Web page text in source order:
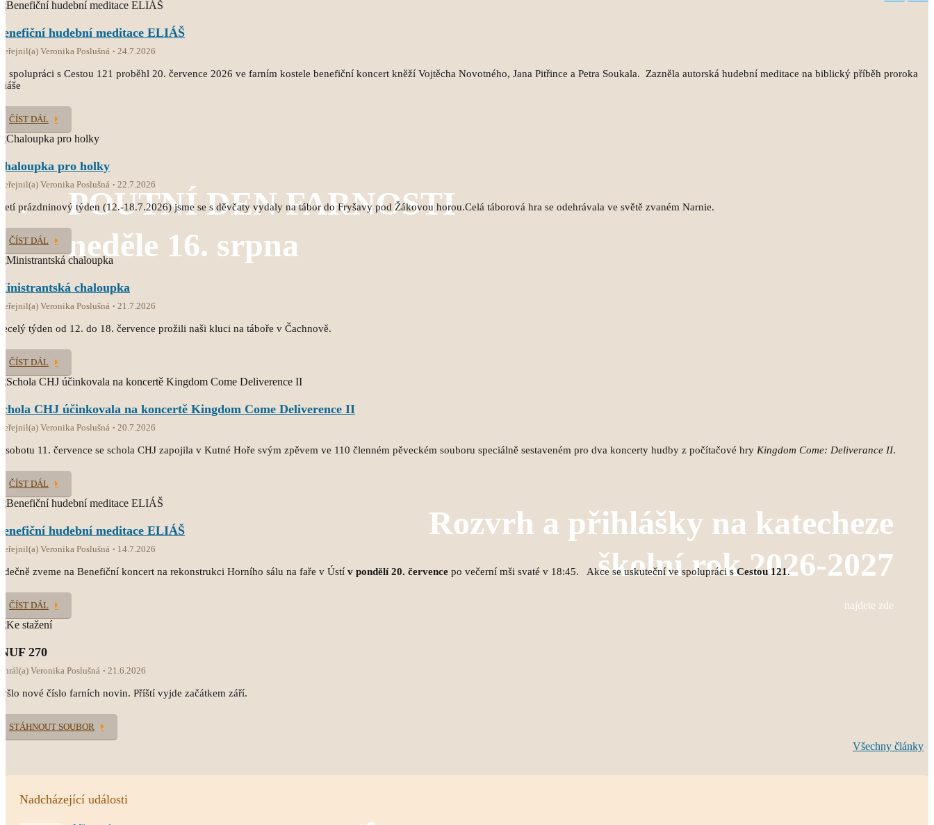
POUTNÍ DEN FARNOSTI
neděle 16. srpna
Rozvrh a přihlášky na katecheze
školní rok 2026-2027
najdete zde
hudební meditace ELIÁŠ
Veronika Poslušná 24.7.2026
spolupráci s Cestou 121 proběhl 20. července 2026 ve farním kostele benefiční koncert kněží Vojtěcha Novotného, Jana Pitřince a Petra Soukala. Zazněla autorská hudební meditace na biblický příběh proroka
ČÍST DÁL
pro holky
Veronika Poslušná 22.7.2026
prázdninový týden (12.-18.7.2026) jsme se s děvčaty vydaly na tábor do Fryšavy pod Žákovou horou.Celá táborová hra se odehrávala ve světě zvaném Narnie.
ČÍST DÁL
chaloupka
Veronika Poslušná 21.7.2026
týden od 12. do 18. července prožili naši kluci na táboře v Čachnově.
ČÍST DÁL
CHJ účinkovala na koncertě Kingdom Come Deliverence II
Veronika Poslušná 20.7.2026
sobotu 11. července se schola CHJ zapojila v Kutné Hoře svým zpěvem ve 110 členném pěveckém souboru speciálně sestaveném pro dva koncerty hudby z počítačové hry Kingdom Come: Deliverance II.
ČÍST DÁL
hudební meditace ELIÁŠ
Veronika Poslušná 14.7.2026
zveme na Benefiční koncert na rekonstrukci Horního sálu na faře v Ústí v pondělí 20. července po večerní mši svaté v 18:45. Akce se uskuteční ve spolupráci sCestou 121.
ČÍST DÁL
270
Veronika Poslušná 21.6.2026
nové číslo farních novin. Příští vyjde začátkem září.
STÁHNOUT SOUBOR
Všechny články
Nadcházející události